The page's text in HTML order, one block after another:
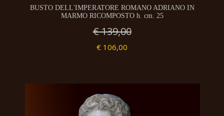
BUSTO DELL'IMPERATORE ROMANO ADRIANO IN
MARMO RICOMPOSTO h. cm. 25
€ 139,00
€ 106,00